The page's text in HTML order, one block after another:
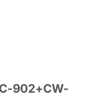
902+CW-